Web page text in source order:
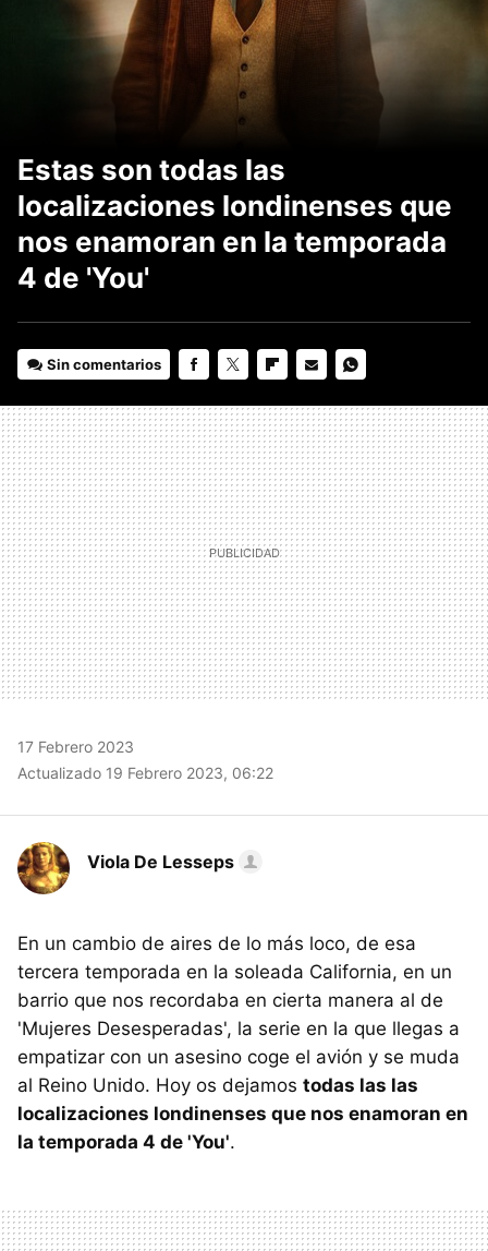
Estas son todas las
localizaciones londinenses que
nos enamoran en la temporada
4 de 'You'
Sin comentarios
MAIL
17 Febrero 2023
Actualizado 19 Febrero 2023, 06:22
Viola De Lesseps
En un cambio de aires de lo más loco, de esa
tercera temporada en la soleada California, en un
barrio que nos recordaba en cierta manera al de
'Mujeres Desesperadas', la serie en la que llegas a
empatizar con un asesino coge el avión y se muda
al Reino Unido. Hoy os dejamos todas las las
localizaciones londinenses que nos enamoran en
la temporada 4 de 'You'.